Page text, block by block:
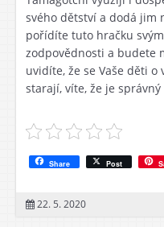
svého dětství a dodá jim
pořídíte tuto hračku
zodpovědnosti a budete
uvidíte, že se Vaše děti
starají, víte, že je
Share Post
22. 5. 2020